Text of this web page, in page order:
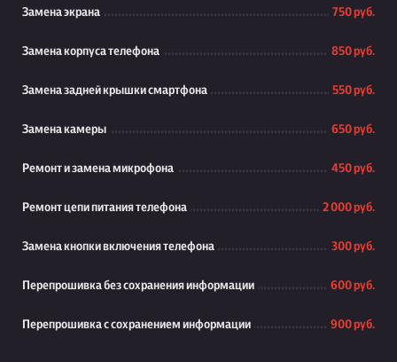
Замена экрана 750 руб.
Замена корпуса телефона 850 руб.
Замена задней крышки смартфона 550 руб.
Замена камеры 650 руб.
Ремонт и замена микрофона 450 руб.
Ремонт цепи питания телефона 2 000 руб.
Замена кнопки включения телефона 300 руб.
Перепрошивка без сохранения информации 600 руб.
Перепрошивка с сохранением информации 900 руб.